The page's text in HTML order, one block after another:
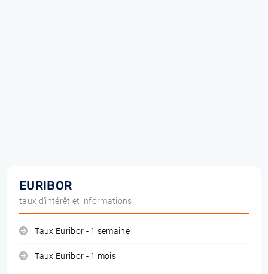
EURIBOR
taux d'intérêt et informations
Taux Euribor - 1 semaine
Taux Euribor - 1 mois